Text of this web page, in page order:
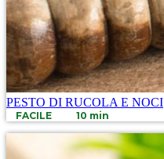
PESTO DI RUCOLA E NOCI
FACILE 10 min